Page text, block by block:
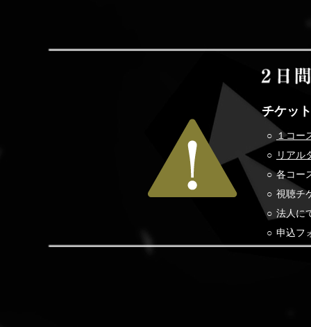
１コー
リアル
各コー
視聴チ
法人に
申込フ
チケッ